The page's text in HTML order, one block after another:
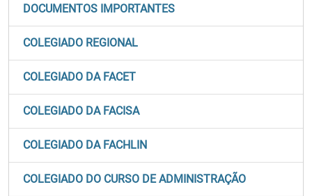
DOCUMENTOS IMPORTANTES
COLEGIADO REGIONAL
COLEGIADO DA FACET
COLEGIADO DA FACISA
COLEGIADO DA FACHLIN
COLEGIADO DO CURSO DE ADMINISTRAÇÃO